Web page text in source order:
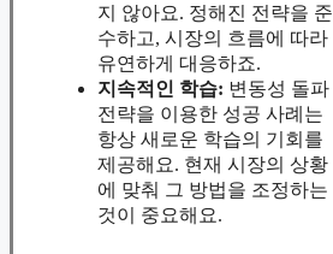
지 않아요. 정해진 전략을 준
수하고, 시장의 흐름에 따라
유연하게 대응하죠.
지속적인 학습: 변동성 돌파
전략을 이용한 성공 사례는
항상 새로운 학습의 기회를
제공해요. 현재 시장의 상황
에 맞춰 그 방법을 조정하는
것이 중요해요.